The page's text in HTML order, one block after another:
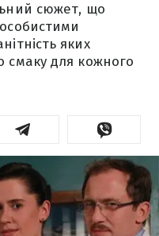
сюжет, що
яких
смаку для кожного